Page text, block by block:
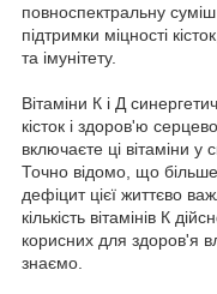
повноспектральну
підтримки міцності
та імунітету.
Вітаміни К і Д
кісток і здоров'ю
включаєте ці вітаміни у
Точно відомо, що більше
дефіцит цієї життєво
кількість вітамінів К
корисних для здоров'я
знаємо.